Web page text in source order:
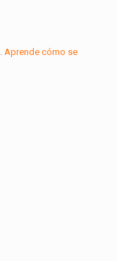
Aprende cómo se